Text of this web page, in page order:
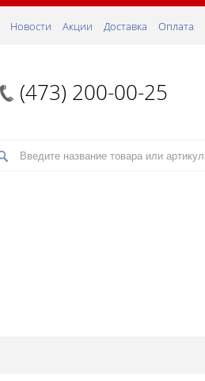
Новости Акции Доставка Оплата
(473) 200-00-25